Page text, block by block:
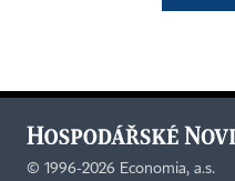
© 1996-2026 Economia, a.s.